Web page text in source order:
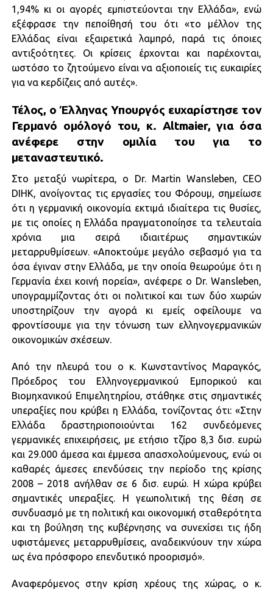
1,94% κι οι αγορές εμπιστεύονται την Ελλάδα», ενώ
εξέφρασε την πεποίθησή του ότι «το μέλλον της
Ελλάδας είναι εξαιρετικά λαμπρό, παρά τις όποιες
αντιξοότητες. Οι κρίσεις έρχονται και παρέχονται,
ωστόσο το ζητούμενο είναι να αξιοποιείς τις ευκαιρίες
για να κερδίζεις από αυτές».
Τέλος, ο Έλληνας Υπουργός ευχαρίστησε τον
Γερμανό ομόλογό του, κ. Altmaier, για όσα
ανέφερε στην ομιλία του για το
μεταναστευτικό.
Στο μεταξύ νωρίτερα, ο Dr. Martin Wansleben, CEO
DIHK, ανοίγοντας τις εργασίες του Φόρουμ, σημείωσε
ότι η γερμανική οικονομία εκτιμά ιδιαίτερα τις θυσίες,
με τις οποίες η Ελλάδα πραγματοποίησε τα τελευταία
χρόνια μια σειρά ιδιαιτέρως σημαντικών
μεταρρυθμίσεων. «Αποκτούμε μεγάλο σεβασμό για τα
όσα έγιναν στην Ελλάδα, με την οποία θεωρούμε ότι η
Γερμανία έχει κοινή πορεία», ανέφερε ο Dr. Wansleben,
υπογραμμίζοντας ότι οι πολιτικοί και των δύο χωρών
υποστηρίζουν την αγορά κι εμείς οφείλουμε να
φροντίσουμε για την τόνωση των ελληνογερμανικών
οικονομικών σχέσεων.
Από την πλευρά του ο κ. Κωνσταντίνος Μαραγκός,
Πρόεδρος του Ελληνογερμανικού Εμπορικού και
Βιομηχανικού Επιμελητηρίου, στάθηκε στις σημαντικές
υπεραξίες που κρύβει η Ελλάδα, τονίζοντας ότι: «Στην
Ελλάδα δραστηριοποιούνται 162 συνδεόμενες
γερμανικές επιχειρήσεις, με ετήσιο τζίρο 8,3 δισ. ευρώ
και 29.000 άμεσα και έμμεσα απασχολούμενους, ενώ οι
καθαρές άμεσες επενδύσεις την περίοδο της κρίσης
2008 – 2018 ανήλθαν σε 6 δισ. ευρώ. Η χώρα κρύβει
σημαντικές υπεραξίες. Η γεωπολιτική της θέση σε
συνδυασμό με τη πολιτική και οικονομική σταθερότητα
και τη βούληση της κυβέρνησης να συνεχίσει τις ήδη
υφιστάμενες μεταρρυθμίσεις, αναδεικνύουν την χώρα
ως ένα πρόσφορο επενδυτικό προορισμό».
Αναφερόμενος στην κρίση χρέους της χώρας, ο κ.